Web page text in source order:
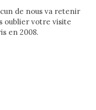
de nous va retenir
oublier votre visite
en 2008.